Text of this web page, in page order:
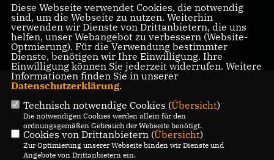
CDU Deutschlands
@2026 CDU Gemeindeverband
Krummhörn
Alle Rechte vorbehalten.
Realisation: Sharkness Media
GmbH & Co. KG
Diese Webseite verwendet Cookies, die notwendig
sind, um die Webseite zu nutzen. Weiterhin
verwenden wir Dienste von Drittanbietern, die uns
helfen, unser Webangebot zu verbessern (Website-
Optmierung). Für die Verwendung bestimmter
Dienste, benötigen wir Ihre Einwilligung. Ihre
Einwilligung können Sie jederzeit widerrufen. Weitere
Informationen finden Sie in unserer
Datenschutzerklärung.
Technisch notwendige Cookies (Übersicht)
Die notwendigen Cookies werden allein für den
ordnungsgemäßen Gebrauch der Webseite benötigt.
Cookies von Drittanbietern (Übersicht)
Zur Optimierung unserer Webseite binden wir Dienste und
Angebote von Drittanbietern ein.